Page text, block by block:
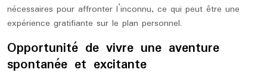
nécessaires pour affronter l’inconnu, ce qui peut être une
expérience gratifiante sur le plan personnel.
Opportunité de vivre une aventure
spontanée et excitante